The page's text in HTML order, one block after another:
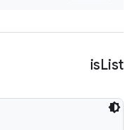
isList